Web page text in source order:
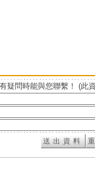
疑問時能與您聯繫！ (此